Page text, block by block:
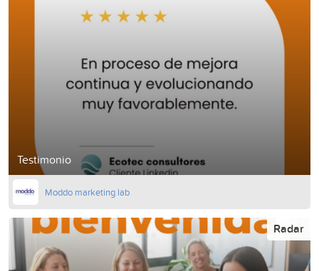
Testimonio
Moddo marketing lab
Radar